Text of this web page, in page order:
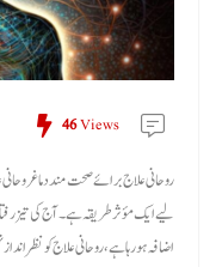
46Views
روحانی علاج برائے صحت مند
لیے ایک مؤثر طریقہ ہے۔ آج کی تیز
اضافہ ہو رہا ہے، روحانی علاج کو